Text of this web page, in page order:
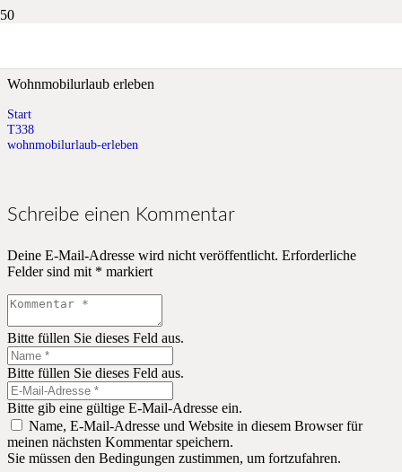
Wohnmobilurlaub erleben
Start
T338
wohnmobilurlaub-erleben
Schreibe einen Kommentar
Deine E-Mail-Adresse wird nicht veröffentlicht. Erforderliche
Felder sind mit * markiert
Bitte füllen Sie dieses Feld aus.
Bitte füllen Sie dieses Feld aus.
Bitte gib eine gültige E-Mail-Adresse ein.
Name, E-Mail-Adresse und Website in diesem Browser für
meinen nächsten Kommentar speichern.
Sie müssen den Bedingungen zustimmen, um fortzufahren.